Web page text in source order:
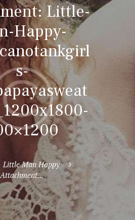
Little-
Happy-
s-
Little Man Happy
Attachment...